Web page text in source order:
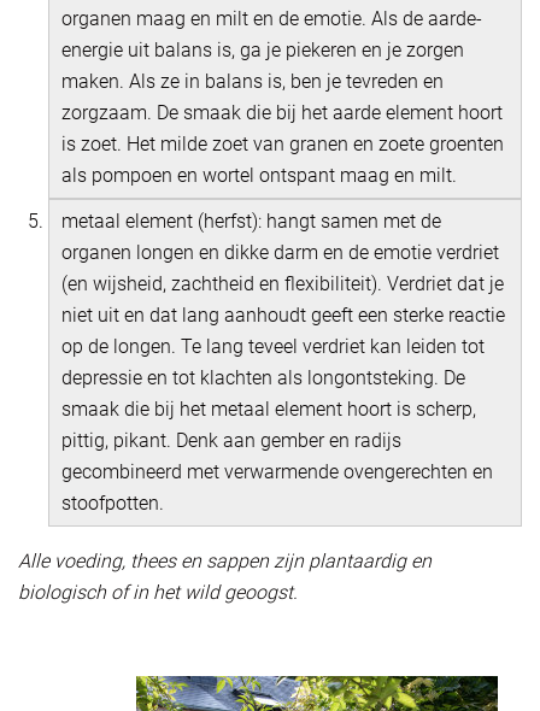
organen maag en milt en de emotie. Als de aarde-
energie uit balans is, ga je piekeren en je zorgen
maken. Als ze in balans is, ben je tevreden en
zorgzaam. De smaak die bij het aarde element hoort
is zoet. Het milde zoet van granen en zoete groenten
als pompoen en wortel ontspant maag en milt.
metaal element (herfst): hangt samen met de
organen longen en dikke darm en de emotie verdriet
(en wijsheid, zachtheid en flexibiliteit). Verdriet dat je
niet uit en dat lang aanhoudt geeft een sterke reactie
op de longen. Te lang teveel verdriet kan leiden tot
depressie en tot klachten als longontsteking. De
smaak die bij het metaal element hoort is scherp,
pittig, pikant. Denk aan gember en radijs
gecombineerd met verwarmende ovengerechten en
stoofpotten.
Alle voeding, thees en sappen zijn plantaardig en
biologisch of in het wild geoogst.